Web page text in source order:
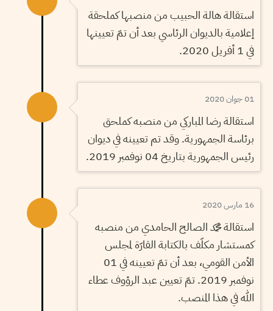
استقالة هالة الحبيب من منصبها كملحقة
إعلامية بالديوان الرئاسي بعد أن تمّ تعيينها
في 1 أفريل 2020.
01 جوان 2020
استقالة رضا المباركي من منصبه كملحق
برئاسة الجمهورية. وقد تم تعيينه في ديوان
رئيس الجمهورية بتاريخ 04 نوفمبر 2019.
16 مارس 2020
استقالة محمّد الصالح الحامدي من منصبه
كمستشار مكلّف بالكتابة القارّة لمجلس
الأمن القومي، بعد أن تمّ تعيينه في 01
نوفمبر 2019. تمّ تعيين عبد الرؤوف عطاء
الله في هذا المنصب.